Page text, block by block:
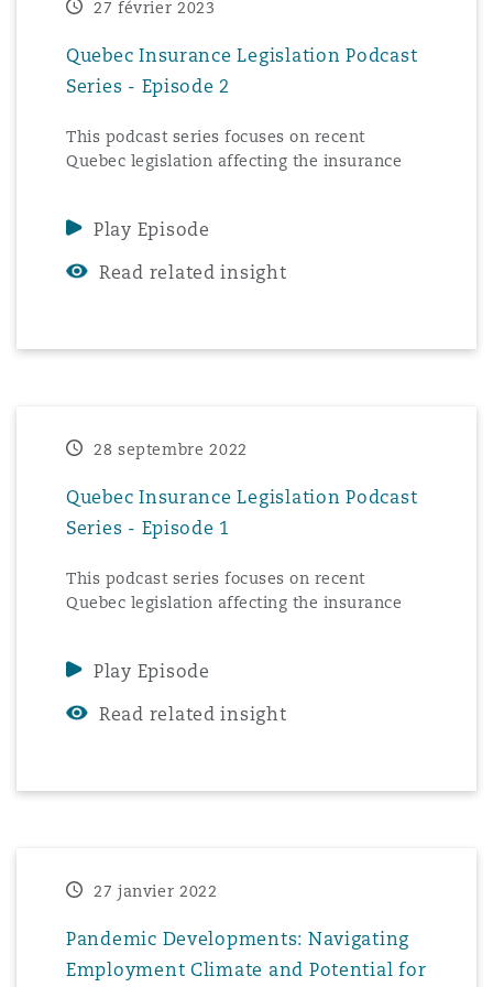
Réassurance
Assurance spécialisée
Francisco
27 février 2023
Quebec Insurance Legislation Podcast
Series - Episode 2
This podcast series focuses on recent
Quebec legislation affecting the insurance
Play Episode
Read related insight
28 septembre 2022
Quebec Insurance Legislation Podcast
Series - Episode 1
This podcast series focuses on recent
Quebec legislation affecting the insurance
Play Episode
Read related insight
27 janvier 2022
Pandemic Developments: Navigating
Employment Climate and Potential for